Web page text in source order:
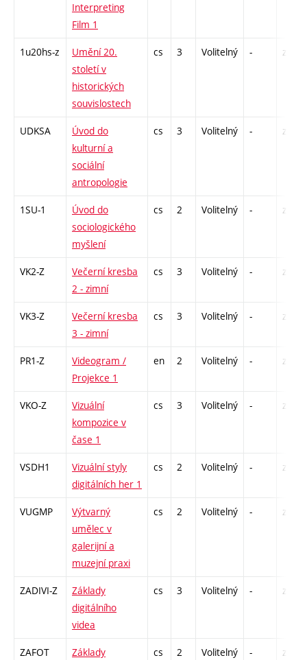
Interpreting
Film 1
1u20hs-z
Umění 20.
století v
historických
souvislostech
cs 3 Volitelný - zk
UDKSA
Úvod do
kulturní a
sociální
antropologie
cs 3 Volitelný - zk
1SU-1
Úvod do
sociologického
myšlení
cs 2 Volitelný - zá
VK2-Z
Večerní kresba
2 - zimní
cs 3 Volitelný - zá
VK3-Z
Večerní kresba
3 - zimní
cs 3 Volitelný - zá
PR1-Z
Videogram /
Projekce 1
en 2 Volitelný - zá
VKO-Z
Vizuální
kompozice v
čase 1
cs 3 Volitelný - zk
VSDH1
Vizuální styly
digitálních her 1
cs 2 Volitelný - zá
VUGMP
Výtvarný
umělec v
galerijní a
muzejní praxi
cs 2 Volitelný - zá
ZADIVI-Z
Základy
digitálního
videa
cs 3 Volitelný - zk
ZAFOT
Základy
cs 2 Volitelný - zá